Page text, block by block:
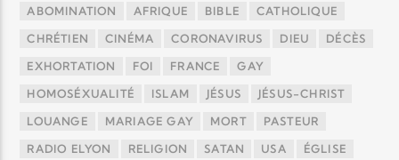
ABOMINATION AFRIQUE BIBLE CATHOLIQUE
CHRÉTIEN CINÉMA CORONAVIRUS DIEU DÉCÈS
EXHORTATION FOI FRANCE GAY
HOMOSÉXUALITÉ ISLAM JÉSUS JÉSUS-CHRIST
LOUANGE MARIAGE GAY MORT PASTEUR
RADIO ELYON RELIGION SATAN USA ÉGLISE